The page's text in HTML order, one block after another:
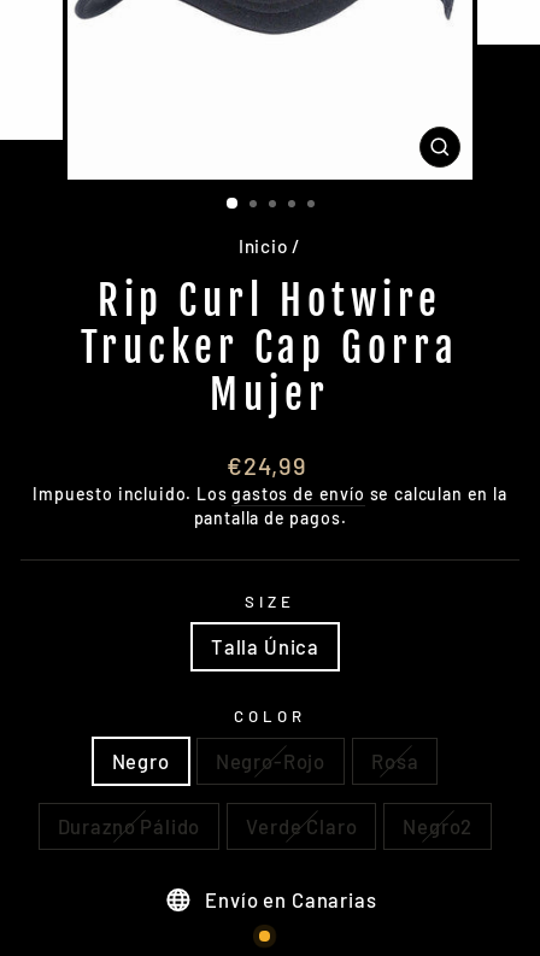
CERRAR
(ESC)
Inicio /
Rip Curl Hotwire
Trucker Cap Gorra
Mujer
Precio
habitual
€24,99
Impuesto incluido. Losgastos de envío se calculan en la
pantalla de pagos.
SIZE
Talla Única
COLOR
Negro Negro-Rojo Rosa
Durazno Pálido Verde Claro Negro2
Envío en Canarias